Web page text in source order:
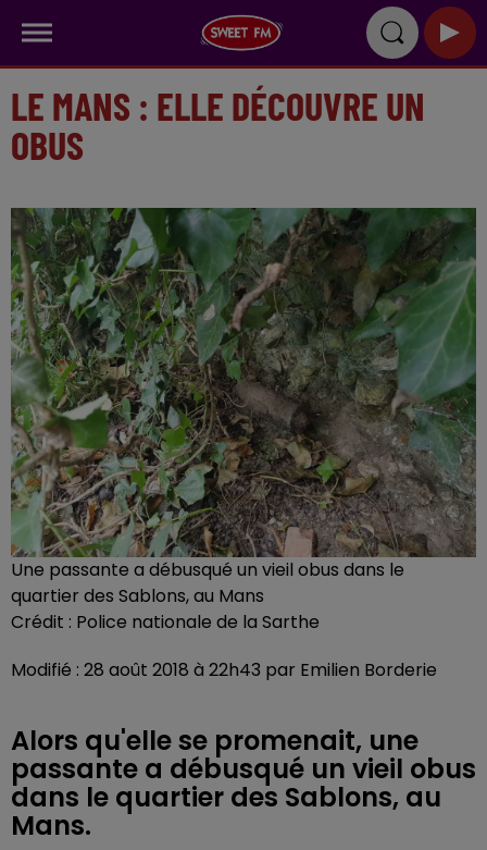
LE MANS : ELLE DÉCOUVRE UN
OBUS
Une passante a débusqué un vieil obus dans le
quartier des Sablons, au Mans
Crédit : Police nationale de la Sarthe
Modifié : 28 août 2018 à 22h43 par Emilien Borderie
Alors qu'elle se promenait, une
passante a débusqué un vieil obus
dans le quartier des Sablons, au
Mans.